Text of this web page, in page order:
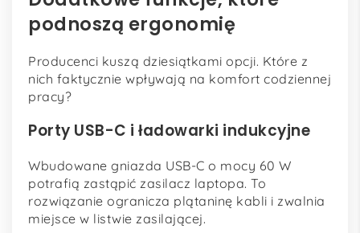
podnoszą ergonomię
Producenci kuszą dziesiątkami opcji. Które z
nich faktycznie wpływają na komfort codziennej
pracy?
Porty USB-C i ładowarki indukcyjne
Wbudowane gniazda USB-C o mocy 60 W
potrafią zastąpić zasilacz laptopa. To
rozwiązanie ogranicza plątaninę kabli i zwalnia
miejsce w listwie zasilającej.